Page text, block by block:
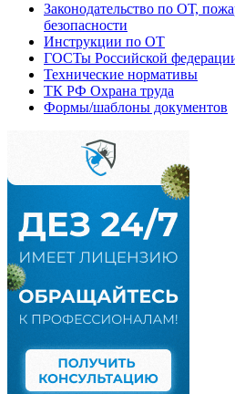
Законодательство по ОТ,
безопасности
Инструкции по ОТ
ГОСТы Российской
Технические нормативы
ТК РФ Охрана труда
Формы/шаблоны документов